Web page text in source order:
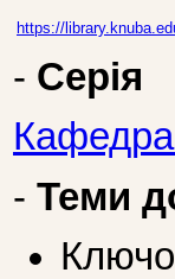
https://
- Серія
Кафедра
- Теми